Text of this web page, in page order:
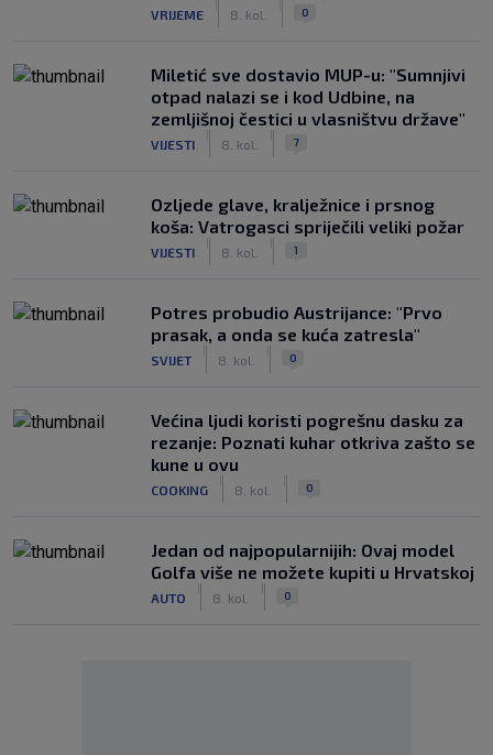
VRIJEME 8. kol. 0
Miletić sve dostavio MUP-u: "Sumnjivi
otpad nalazi se i kod Udbine, na
zemljišnoj čestici u vlasništvu države"
VIJESTI 8. kol. 7
Ozljede glave, kralježnice i prsnog
koša: Vatrogasci spriječili veliki požar
VIJESTI 8. kol. 1
Potres probudio Austrijance: "Prvo
prasak, a onda se kuća zatresla"
SVIJET 8. kol. 0
Većina ljudi koristi pogrešnu dasku za
rezanje: Poznati kuhar otkriva zašto se
kune u ovu
COOKING 8. kol. 0
Jedan od najpopularnijih: Ovaj model
Golfa više ne možete kupiti u Hrvatskoj
AUTO 8. kol. 0